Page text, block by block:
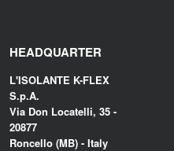
HEADQUARTER
L'ISOLANTE K-FLEX
S.p.A.
Via Don Locatelli, 35 -
20877
Roncello (MB) - Italy